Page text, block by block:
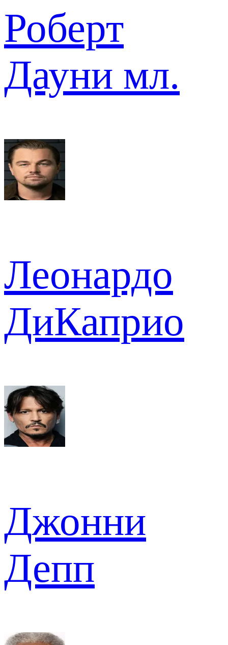
Роберт
Дауни мл.
Леонардо
ДиКаприо
Джонни
Депп